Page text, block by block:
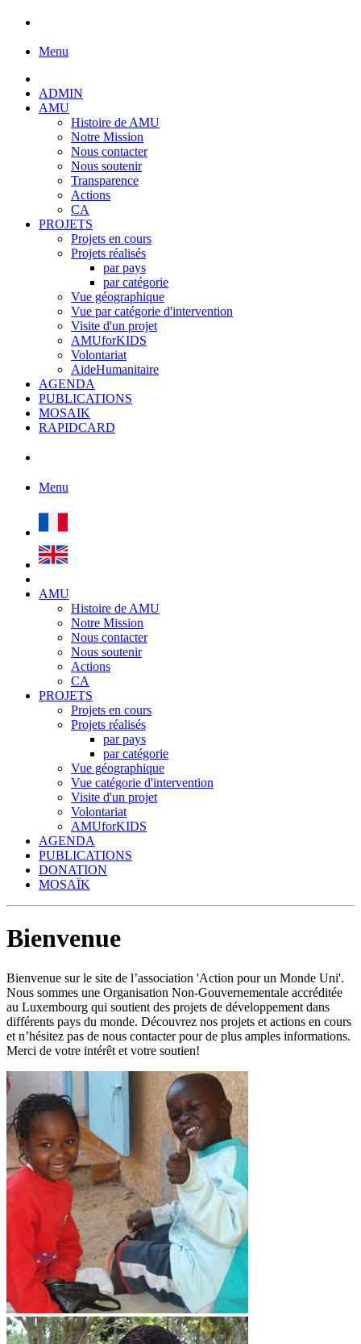
Menu
ADMIN
AMU
Histoire de AMU
Notre Mission
Nous contacter
Nous soutenir
Transparence
Actions
CA
PROJETS
Projets en cours
Projets réalisés
par pays
par catégorie
Vue géographique
Vue par catégorie d'intervention
Visite d'un projet
AMUforKIDS
Volontariat
AideHumanitaire
AGENDA
PUBLICATIONS
MOSAIK
RAPIDCARD
Menu
AMU
Histoire de AMU
Notre Mission
Nous contacter
Nous soutenir
Actions
CA
PROJETS
Projets en cours
Projets réalisés
par pays
par catégorie
Vue géographique
Vue catégorie d'intervention
Visite d'un projet
Volontariat
AMUforKIDS
AGENDA
PUBLICATIONS
DONATION
MOSAÏK
Bienvenue
Bienvenue sur le site de l’association 'Action pour un Monde Uni'.
Nous sommes une Organisation Non-Gouvernementale accréditée
au Luxembourg qui soutient des projets de développement dans
différents pays du monde. Découvrez nos projets et actions en cours
et n’hésitez pas de nous contacter pour de plus amples informations.
Merci de votre intérêt et votre soutien!